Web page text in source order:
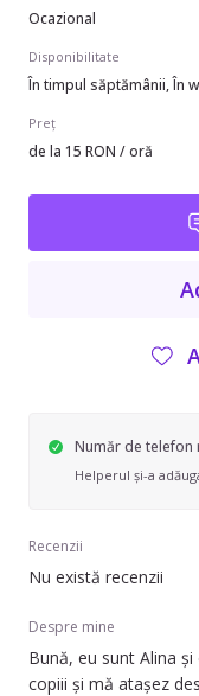
Ocazional
Disponibilitate
În timpul săptămânii, În
Preț
de la 15 RON / oră
Număr de telefon
Helperul și-a
Recenzii
Nu există recenzii
Despre mine
Bună, eu sunt Alina și doresc să devin sitter deoarece ador
copiii și mă atașez